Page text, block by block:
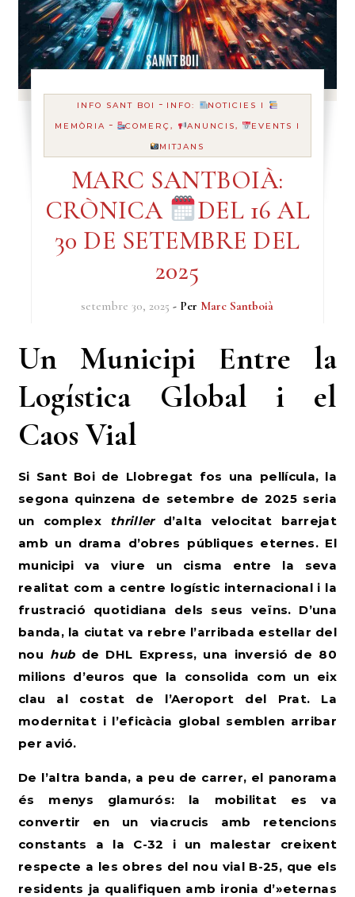
INFO SANT BOI - INFO:
NOTICIES I
MEMÒRIA - COMERÇ, ANUNCIS,
EVENTS I
MITJANS
MARC SANTBOIÀ:
CRÒNICA
DEL 16 AL
30 DE SETEMBRE DEL
2025
setembre 30, 2025 - Per Marc Santboià
Un Municipi Entre la
Logística Global i el
Caos Vial
Si Sant Boi de Llobregat fos una pel·lícula, la
segona quinzena de setembre de 2025 seria
un complex thrillerd’alta velocitat barrejat
amb un drama d’obres públiques eternes. El
municipi va viure un cisma entre la seva
realitat com a centre logístic internacional i la
frustració quotidiana dels seus veïns. D’una
banda, la ciutat va rebre l’arribada estel·lar del
nou hubde DHL Express, una inversió de 80
milions d’euros que la consolida com un eix
clau al costat de l’Aeroport del Prat. La
modernitat i l’eficàcia global semblen arribar
per avió.
De l’altra banda, a peu de carrer, el panorama
és menys glamurós: la mobilitat es va
convertir en un viacrucis amb retencions
constants a la C-32 i un malestar creixent
respecte a les obres del nou vial B-25, que els
residents ja qualifiquen amb ironia d’»eternas